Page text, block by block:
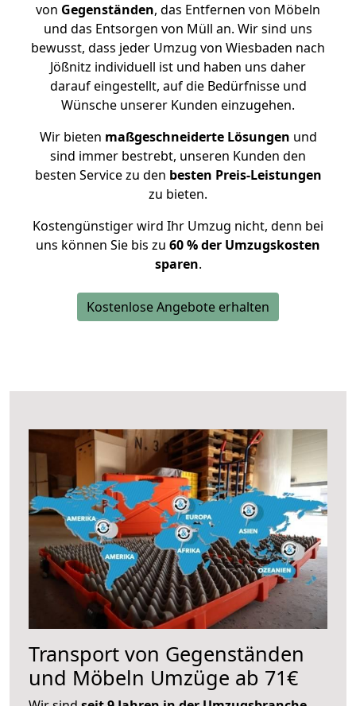
von Gegenständen, das Entfernen von Möbeln
und das Entsorgen von Müll an. Wir sind uns
bewusst, dass jeder Umzug von Wiesbaden nach
Jößnitz individuell ist und haben uns daher
darauf eingestellt, auf die Bedürfnisse und
Wünsche unserer Kunden einzugehen.
Wir bieten maßgeschneiderte Lösungen und
sind immer bestrebt, unseren Kunden den
besten Service zu den besten Preis-Leistungen
zu bieten.
Kostengünstiger wird Ihr Umzug nicht, denn bei
uns können Sie bis zu 60 % der Umzugskosten
sparen.
Kostenlose Angebote erhalten
Transport von Gegenständen
und Möbeln Umzüge ab 71€